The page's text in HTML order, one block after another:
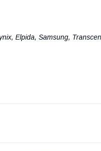
Elpida, Samsung,